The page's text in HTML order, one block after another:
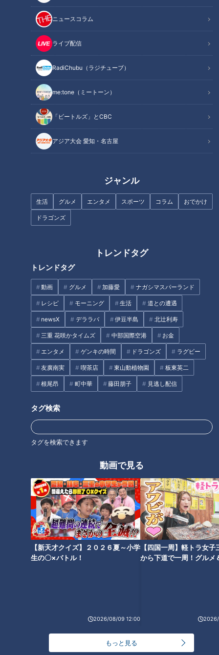
ニュースコラム
ライブ配信
RadiChubu（ラジチューブ）
me:tone（ミートーン）
「ビートルズ」とCBC
アジア大会 愛知・名古屋
ジャンル
生活 グルメ エンタメ スポーツ コラム おでかけ
ドラゴンズ
トレンドタグ
トレンドタグ
動画 グルメ 加藤愛 ナガシマスパーランド
レシピ モーニング 生活 道との遭遇
newsX デララバ 伊豆半島 北辻利寿
三重 花咲かタイムズ 中部国際空港 お金
エンタメ ゲンキの時間 ドラゴンズ ラグビー
友廣南実 喫茶店 東山動植物園 板東英二
根尾昂 町中華 藤田朋子 見逃し配信
タグ検索
タグを検索できます
動画で見る
【新天才クイズ】２０２６夏～小学
生の〇×バトル！
2026/08/09 12:00
【四国一周】軽トラ女子
から下道で一周！グルメ
もっと見る
お酢どころのドリンクにお寿
司、激アツ温泉も堪能？ 人気プ
ロレスラー棚橋弘至が行く『愛
知県東海市』の旅
「ゴールする喜びを、全細胞で
感じることができた！」ながつ
の「地名しりとりの旅」完結！
感謝の気持ちを込めて全国お礼
って本当に必要？
番組視聴者に遭遇！地名しりと
りはグルメと人情の旅？東海3
県で「り」のつく地名は見つか
発！？
大家族
オススメ関連コンテンツ
DIY】劇的変化！ついにリフォ
ーム完成！？
【11人大家族上田家】子どもた
ちはしゃぎまくり！？家族旅行
【総集編】大家族・庄子家ママ
×上田家ママがスーパー・CoCo